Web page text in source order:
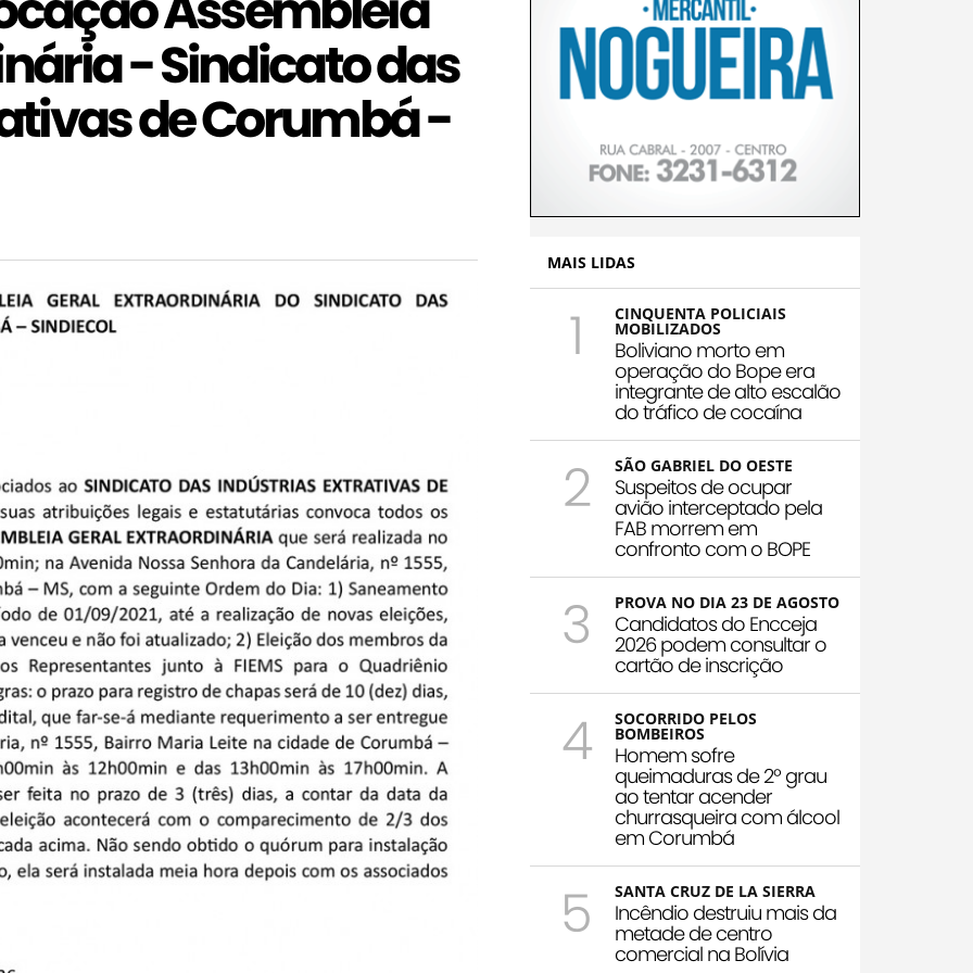
- Sindicato das
de Corumbá -
MAIS LIDAS
1 CINQUENTA POLICIAIS
MOBILIZADOS
Boliviano morto em
operação do Bope era
integrante de alto escalão
do tráfico de cocaína
2 SÃO GABRIEL DO OESTE
Suspeitos de ocupar
avião interceptado pela
FAB morrem em
confronto com o BOPE
3 PROVA NO DIA 23 DE AGOSTO
Candidatos do Encceja
2026 podem consultar o
cartão de inscrição
4 SOCORRIDO PELOS
BOMBEIROS
Homem sofre
queimaduras de 2º grau
ao tentar acender
churrasqueira com álcool
em Corumbá
5 SANTA CRUZ DE LA SIERRA
Incêndio destruiu mais da
metade de centro
comercial na Bolívia